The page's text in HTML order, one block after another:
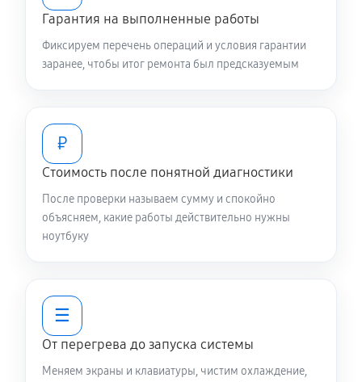
1120 руб 60 минут
Замена видеочипа ноутбука Asus B1
Ремонт разъема питания
890 руб 60 минут
Ремонт цепей питания
Замена жесткого диска
900 руб 50 минут
Гарантия на выполненные работы
Фиксируем перечень операций и условия гарантии
заранее, чтобы итог ремонта был предсказуемым
₽
Стоимость после понятной диагностики
После проверки называем сумму и спокойно
объясняем, какие работы действительно нужны
ноутбуку
☰
От перегрева до запуска системы
Меняем экраны и клавиатуры, чистим охлаждение,